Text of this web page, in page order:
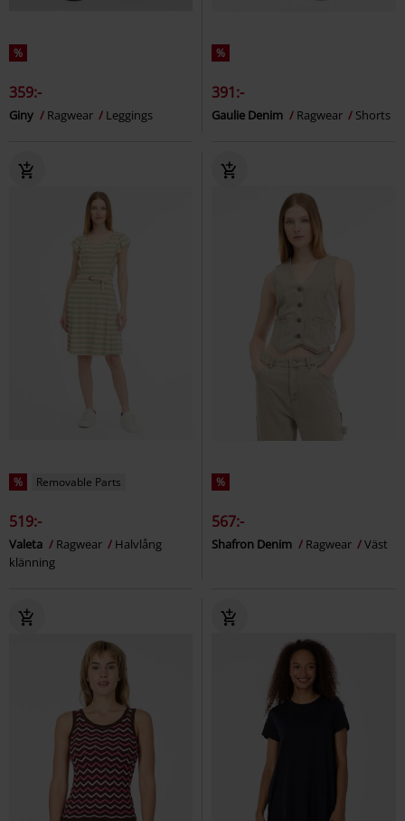
%
359:-
Giny Ragwear Leggings
%
391:-
Gaulie Denim Ragwear Shorts
% Removable Parts
519:-
Valeta Ragwear
Halvlång
klänning
%
567:-
Shafron Denim Ragwear Väst